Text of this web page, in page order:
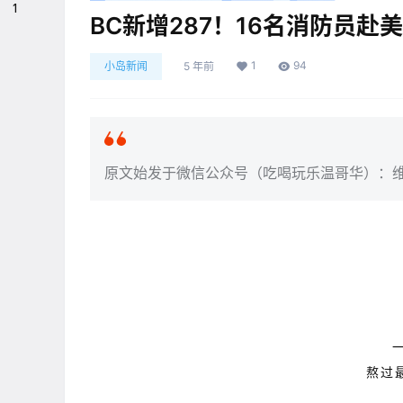
BC新增287！16名消防员赴
小岛新闻 5 年前 1 94
原文始发于微信公众号（吃喝玩乐温哥华）：
熬过
1